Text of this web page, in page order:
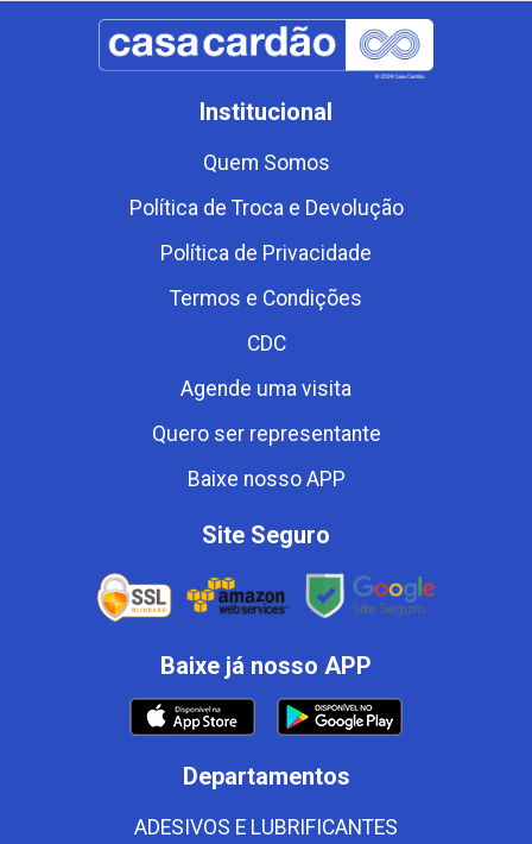
Institucional
Quem Somos
Política de Troca e Devolução
Política de Privacidade
Termos e Condições
CDC
Agende uma visita
Quero ser representante
Baixe nosso APP
Site Seguro
Baixe já nosso APP
Departamentos
ADESIVOS E LUBRIFICANTES